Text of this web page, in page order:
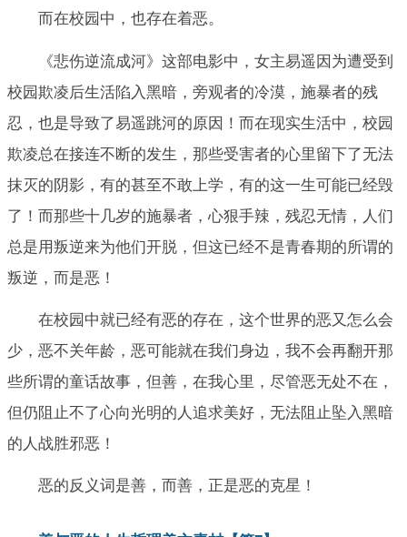
而在校园中，也存在着恶。
《悲伤逆流成河》这部电影中，女主易遥因为遭受到
校园欺凌后生活陷入黑暗，旁观者的冷漠，施暴者的残
忍，也是导致了易遥跳河的原因！而在现实生活中，校园
欺凌总在接连不断的发生，那些受害者的心里留下了无法
抹灭的阴影，有的甚至不敢上学，有的这一生可能已经毁
了！而那些十几岁的施暴者，心狠手辣，残忍无情，人们
总是用叛逆来为他们开脱，但这已经不是青春期的所谓的
叛逆，而是恶！
在校园中就已经有恶的存在，这个世界的恶又怎么会
少，恶不关年龄，恶可能就在我们身边，我不会再翻开那
些所谓的童话故事，但善，在我心里，尽管恶无处不在，
但仍阻止不了心向光明的人追求美好，无法阻止坠入黑暗
的人战胜邪恶！
恶的反义词是善，而善，正是恶的克星！